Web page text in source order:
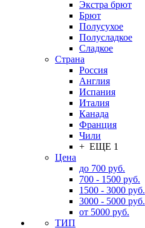
Экстра брют
Брют
Полусухое
Полусладкое
Сладкое
Страна
Россия
Англия
Испания
Италия
Канада
Франция
Чили
+ ЕЩЕ 1
Цена
до 700 руб.
700 - 1500 руб.
1500 - 3000 руб.
3000 - 5000 руб.
от 5000 руб.
ТИП